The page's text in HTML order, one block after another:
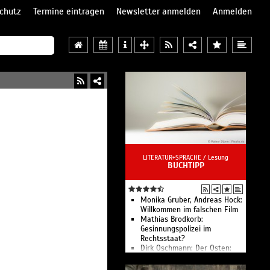
Termine eintragen Newsletter anmelden
Anmelden
LITERATUR+SPRACHE / Lesung
BUCHTIPP
Monika Gruber, Andreas Hock:
Willkommen im falschen Film
Mathias Brodkorb:
Gesinnungspolizei im
Rechtsstaat?
Dirk Oschmann: Der Osten:
Uwe Tellkamp: Der Schlaf in